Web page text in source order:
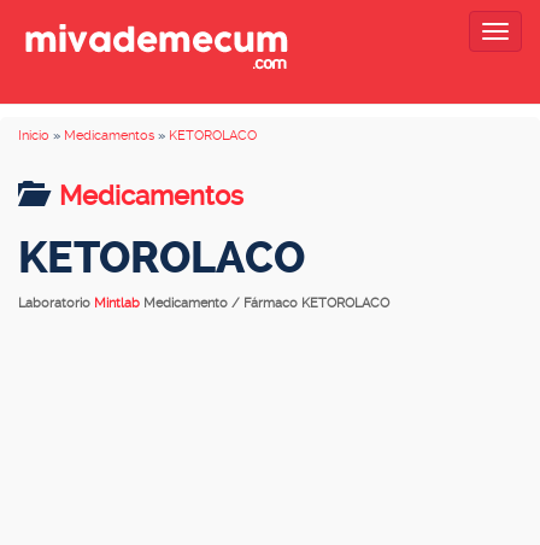
Inicio » Medicamentos » KETOROLACO
Medicamentos
KETOROLACO
Laboratorio Mintlab Medicamento / Fármaco KETOROLACO